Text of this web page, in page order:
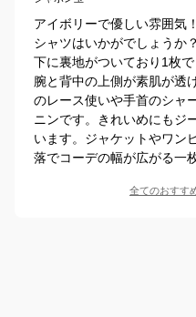
アイボリーで優しい雰囲気
シャツはいかがでしょうか
下に裏地がついており1枚
腕と背中の上側が素肌が透
のレース使いや手首のシャ
ニンです。きれいめにもジ
います。ジャケットやワン
落でコーデの幅が広がる一
全てのおすす